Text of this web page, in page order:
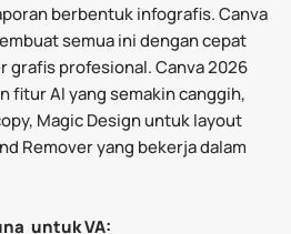
berbentuk infografis. Canva
semua ini dengan cepat
grafis profesional. Canva 2026
fitur AI yang semakin canggih,
Magic Design untuk layout
Remover yang bekerja dalam
untuk VA: